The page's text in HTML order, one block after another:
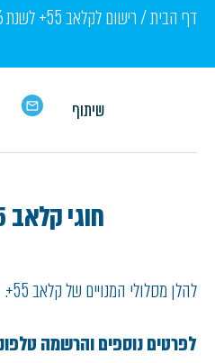
דף הבית/רישום לקלאב 55+ לשנת 2026
שיתוף
חוגי קלאב 55 2026
להלן מסלולי המנויים של קלאב 55+.